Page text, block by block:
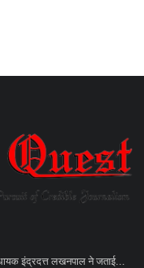
इंद्रदत्त लखनपाल ने जताई...